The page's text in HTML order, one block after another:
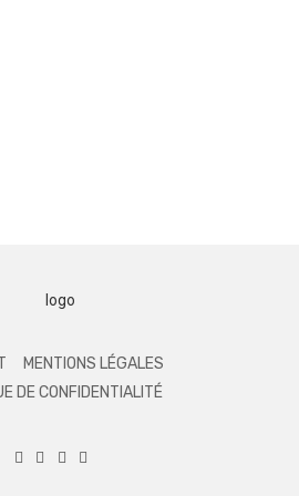
MENTIONS LÉGALES
DE CONFIDENTIALITÉ